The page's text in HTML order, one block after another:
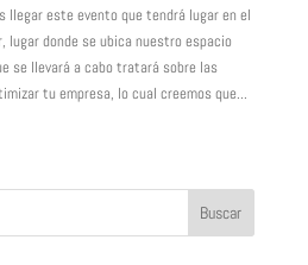
llegar este evento que tendrá lugar en el
lugar donde se ubica nuestro espacio
se llevará a cabo tratará sobre las
tu empresa, lo cual creemos que...